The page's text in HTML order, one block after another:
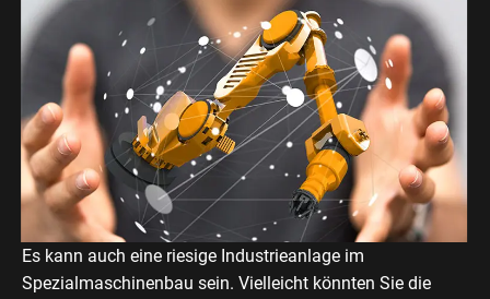
Es kann auch eine riesige Industrieanlage im
Spezialmaschinenbau sein. Vielleicht könnten Sie die